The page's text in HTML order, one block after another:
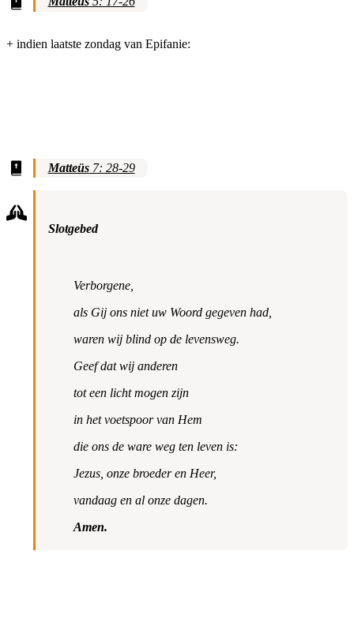
+ indien laatste zondag van Epifanie:
Matteüs7: 28-29
Slotgebed
Verborgene,
als Gij ons niet uw Woord gegeven had,
waren wij blind op de levensweg.
Geef dat wij anderen
tot een licht mogen zijn
in het voetspoor van Hem
die ons de ware weg ten leven is:
Jezus, onze broeder en Heer,
vandaag en al onze dagen.
Amen.